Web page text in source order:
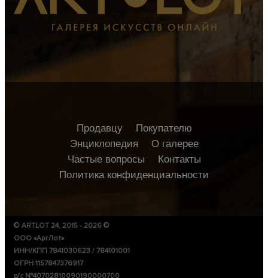
Продавцу
Покупателю
Энциклопедия
О галерее
Частые вопросы
Контакты
Политика конфиденциальности
© ARTLOT 24, 2015 - 2026 ©
ООО «АртЛот»
ИНН/КПП 7841030623 / 784101001
ОГРН 1157847376917
р/с №40702810090190000700